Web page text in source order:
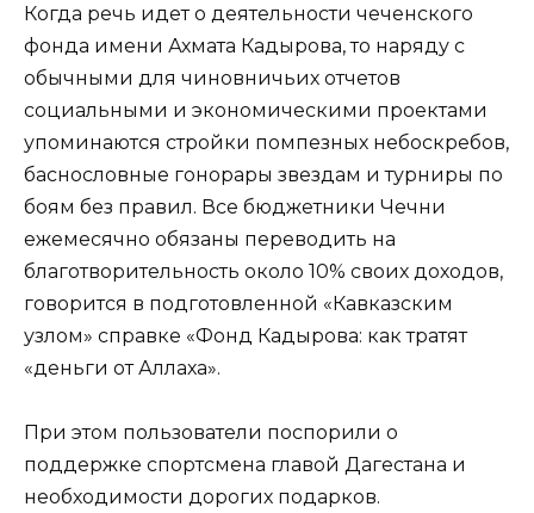
Когда речь идет о деятельности чеченского
фонда имени Ахмата Кадырова, то наряду с
обычными для чиновничьих отчетов
социальными и экономическими проектами
упоминаются стройки помпезных небоскребов,
баснословные гонорары звездам и турниры по
боям без правил. Все бюджетники Чечни
ежемесячно обязаны переводить на
благотворительность около 10% своих доходов,
говорится в подготовленной «Кавказским
узлом» справке «Фонд Кадырова: как тратят
«деньги от Аллаха».
При этом пользователи поспорили о
поддержке спортсмена главой Дагестана и
необходимости дорогих подарков.